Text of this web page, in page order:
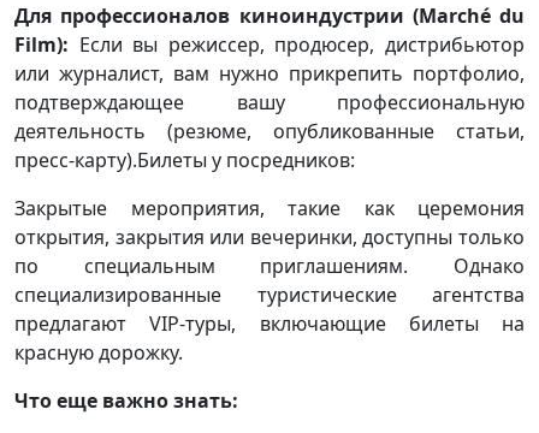
Для профессионалов киноиндустрии (Marché du
Film): Если вы режиссер, продюсер, дистрибьютор
или журналист, вам нужно прикрепить портфолио,
подтверждающее вашу профессиональную
деятельность (резюме, опубликованные статьи,
пресс-карту).Билеты у посредников:
Закрытые мероприятия, такие как церемония
открытия, закрытия или вечеринки, доступны только
по специальным приглашениям. Однако
специализированные туристические агентства
предлагают VIP-туры, включающие билеты на
красную дорожку.
Что еще важно знать: